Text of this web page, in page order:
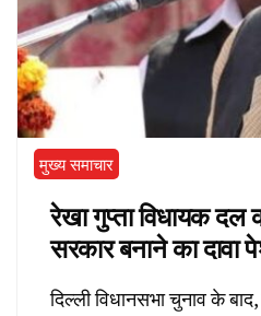
मुख्य समाचार
रेखा गुप्ता विधायक दल
सरकार बनाने का
दिल्ली विधानसभा चुनाव के